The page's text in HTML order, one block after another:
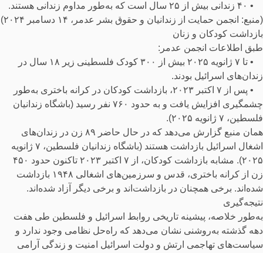
• ۴۰ زندانی بیش از ۲۵ سال است که به‌طور مداوم زندانی هستند.
(منبع: انجمن حمایت از زندانیان و حقوق بشر عدمر، ۱۴ دسامبر ۲۰۲۴)
بازداشت کودکان و زنان
طبق اطلاعات انجمن عدمر:
• تا ۷ ژانویه ۲۰۲۵ بیش از ۳۰۰ کودک فلسطینی زیر ۱۸ سال در
زندان‌های اسرائیل بودند.
• پس از ۷ اکتبر ۲۰۲۳، بازداشت کودکان در کرانه باختری به‌طور
چشمگیری افزایش یافت و به حدود ۷۶۰ نفر رسید (باشگاه زندانیان
فلسطین، ۷ ژانویه ۲۰۲۵).
همان منبع گزارش می‌دهد که در حال حاضر ۸۹ زن در زندان‌های
اشغال اسرائیل بازداشت هستند (باشگاه زندانیان فلسطین، ۷ ژانویه
۲۰۲۵). مشابه بازداشت کودکان، از ۷ اکتبر ۲۰۲۳ تاکنون حدود ۴۵۰
زن از کرانه باختری، قدس و سرزمین‌های اشغالی ۱۹۴۸ بازداشت
شده‌اند. برخی همچنان در بازداشت‌اند و برخی دیگر آزاد شده‌اند.
نتیجه‌گیری
به‌طور خلاصه، پیشینه تاریخی روابط اسرائیل و فلسطین طی هفت
دهه گذشته به‌روشنی نشان می‌دهد که راه‌حل نظامی وجود ندارد و
سیاست‌های تهاجمی ارتش و دولت اسرائیل امنیت و زندگی آرامی